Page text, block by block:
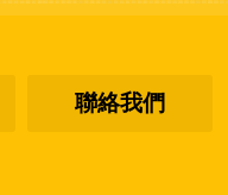
聯絡我們